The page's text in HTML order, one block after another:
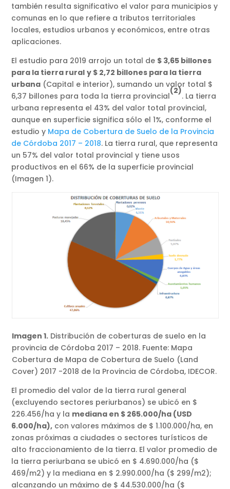
también resulta significativo el valor para municipios y
comunas en lo que refiere a tributos territoriales
locales, estudios urbanos y económicos, entre otras
aplicaciones.
El estudio para 2019 arrojo un total de $ 3,65 billones
para la tierra rural y $ 2,72 billones para la tierra
urbana (Capital e interior), sumando un valor total $
6,37 billones para toda la tierra provincial
(2)
. La tierra
urbana representa el 43% del valor total provincial,
aunque en superficie significa sólo el 1%, conforme el
estudio y Mapa de Cobertura de Suelo de la Provincia
de Córdoba 2017 – 2018. La tierra rural, que representa
un 57% del valor total provincial y tiene usos
productivos en el 66% de la superficie provincial
(Imagen 1).
Imagen 1.Distribución de coberturas de suelo en la
provincia de Córdoba 2017 – 2018. Fuente: Mapa
Cobertura de Mapa de Cobertura de Suelo (Land
Cover) 2017 -2018 de la Provincia de Córdoba, IDECOR.
El promedio del valor de la tierra rural general
(excluyendo sectores periurbanos) se ubicó en $
226.456/ha y la mediana en $ 265.000/ha (USD
6.000/ha), con valores máximos de $ 1.100.000/ha, en
zonas próximas a ciudades o sectores turísticos de
alto fraccionamiento de la tierra. El valor promedio de
la tierra periurbana se ubicó en $ 4.690.000/ha ($
469/m2) y la mediana en $ 2.990.000/ha ($ 299/m2);
alcanzando un máximo de $ 44.530.000/ha ($